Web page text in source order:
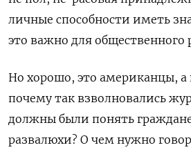
личные способности иметь
это важно для общественного
Но хорошо, это американцы, а
почему так взволновались
должны были понять
развалюхи? О чем нужно